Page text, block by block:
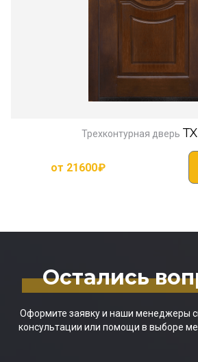
Трехконтурная дверь
от 21600₽
Остались
Оформите заявку и наши менеджеры
консультации или помощи в выборе